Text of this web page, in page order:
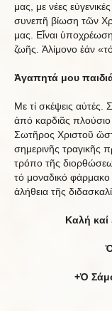
μας, με νέες
συνεπῆ βίωση τῶν
μας. Εἶναι
ζωῆς. Ἀλίμονο ἐάν
Ἀγαπητά μου
Με τί σκέψεις αὐτές.
ἀπό καρδιᾶς
Σωτῆρος Χριστοῦ
σημερινῆς τραγικῆς
τρόπο τῆς
τό μοναδικό φάρμακο
ἀλήθεια τῆς
Καλή καί
+Ὁ